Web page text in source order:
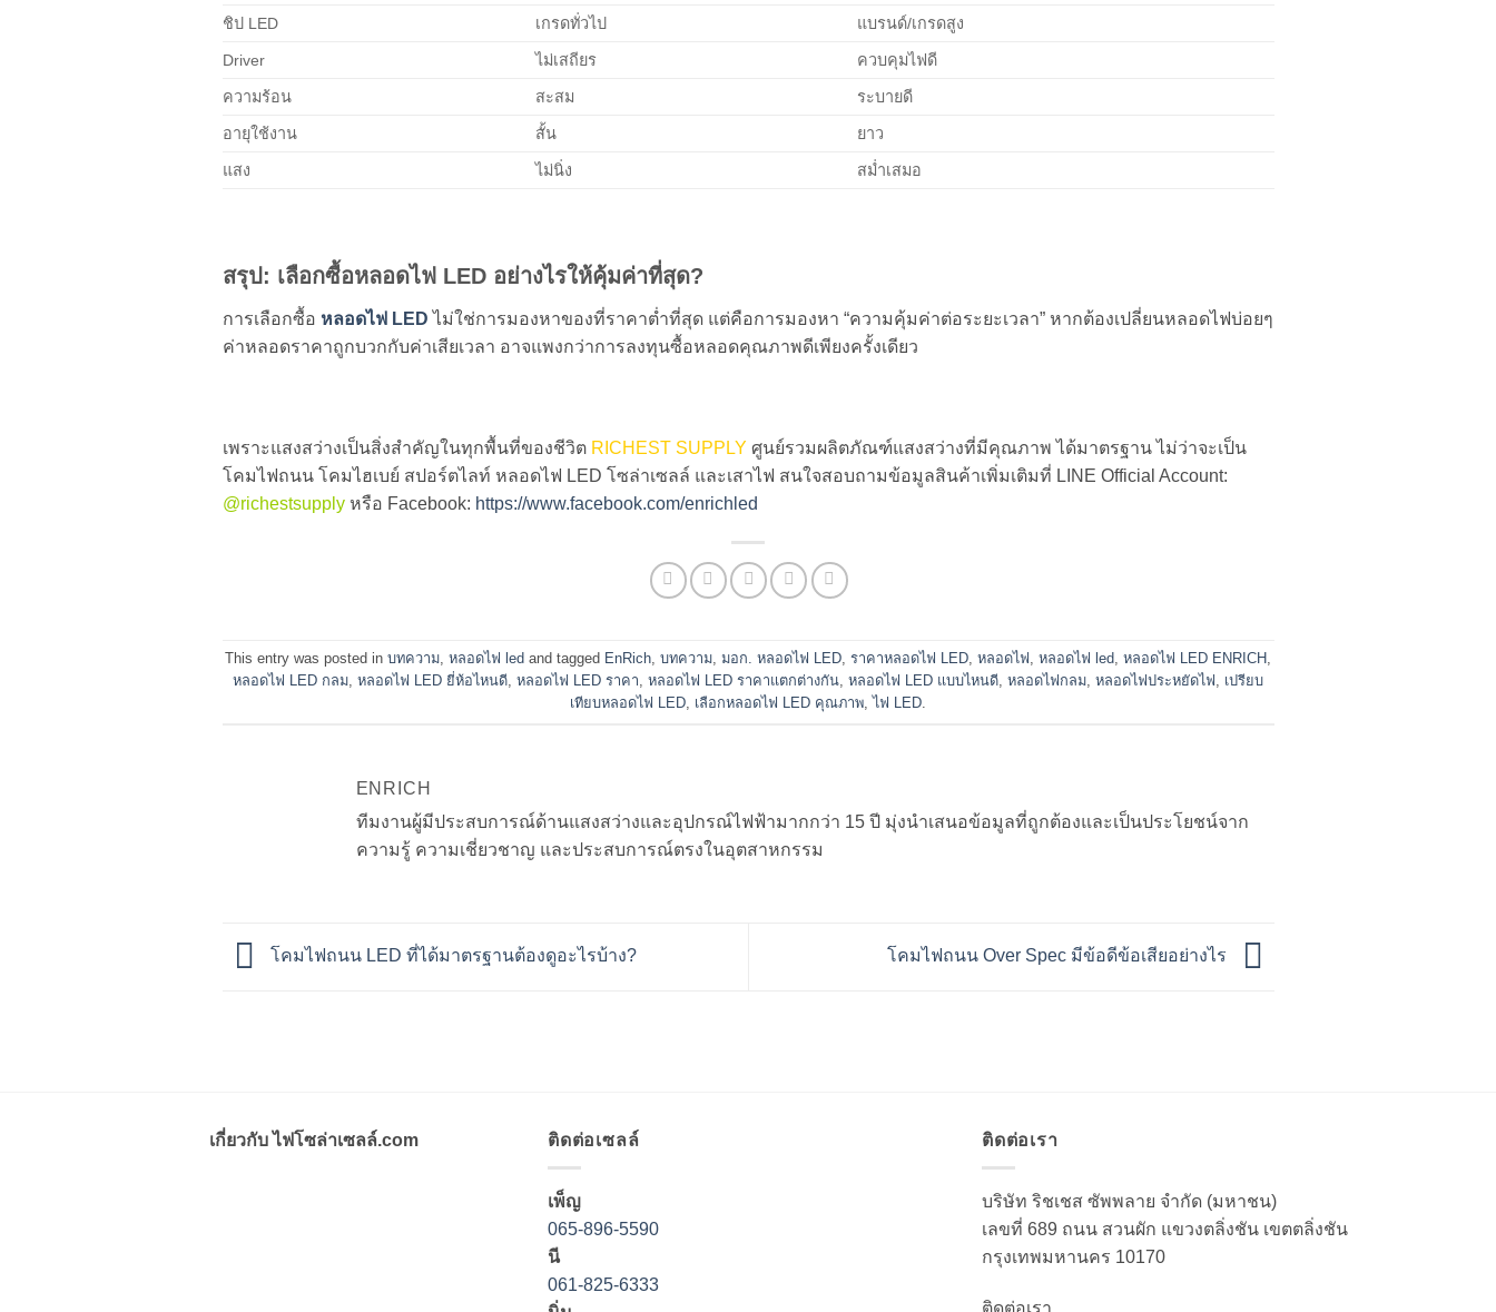
ชิป LED เกรดทั่วไป แบรนด์/เกรดสูง
Driver ไม่เสถียร ควบคุมไฟดี
ความร้อน สะสม ระบายดี
อายุใช้งาน สั้น ยาว
แสง ไม่นิ่ง สม่ำเสมอ
สรุป: เลือกซื้อหลอดไฟ LED อย่างไรให้คุ้มค่าที่สุด?
การเลือกซื้อ หลอดไฟ LED ไม่ใช่การมองหาของที่ราคาต่ำที่สุด แต่คือการมองหา “ความคุ้มค่าต่อระยะเวลา” หากต้องเปลี่ยนหลอดไฟบ่อยๆ
ค่าหลอดราคาถูกบวกกับค่าเสียเวลา อาจแพงกว่าการลงทุนซื้อหลอดคุณภาพดีเพียงครั้งเดียว
เพราะแสงสว่างเป็นสิ่งสำคัญในทุกพื้นที่ของชีวิต RICHEST SUPPLY ศูนย์รวมผลิตภัณฑ์แสงสว่างที่มีคุณภาพ ได้มาตรฐาน ไม่ว่าจะเป็น
โคมไฟถนน โคมไฮเบย์ สปอร์ตไลท์ หลอดไฟ LED โซล่าเซลล์ และเสาไฟ สนใจสอบถามข้อมูลสินค้าเพิ่มเติมที่ LINE Official Account:
@richestsupplyหรือ Facebook: https://www.facebook.com/enrichled
This entry was posted in บทความ, หลอดไฟ led and tagged EnRich, บทความ, มอก. หลอดไฟ LED, ราคาหลอดไฟ LED, หลอดไฟ , หลอดไฟ led, หลอดไฟ LED ENRICH ,
หลอดไฟ LED กลม, หลอดไฟ LED ยี่ห้อไหนดี, หลอดไฟ LED ราคา, หลอดไฟ LED ราคาแตกต่างกัน, หลอดไฟ LED แบบไหนดี, หลอดไฟกลม, หลอดไฟประหยัดไฟ , เปรียบ
เทียบหลอดไฟ LED, เลือกหลอดไฟ LED คุณภาพ,ไฟ LED.
ENRICH
ทีมงานผู้มีประสบการณ์ด้านแสงสว่างและอุปกรณ์ไฟฟ้ามากกว่า 15 ปี มุ่งนำเสนอข้อมูลที่ถูกต้องและเป็นประโยชน์จาก
ความรู้ ความเชี่ยวชาญ และประสบการณ์ตรงในอุตสาหกรรม
โคมไฟถนน LED ที่ได้มาตรฐานต้องดูอะไรบ้าง? โคมไฟถนน Over Spec มีข้อดีข้อเสียอย่างไร
เกี่ยวกับ ไฟโซล่าเซลล์.com ติดต่อเซลล์
เพ็ญ
065-896-5590
นี
061-825-6333
ติดต่อเรา
บริษัท ริชเชส ซัพพลาย จำกัด (มหาชน)
เลขที่ 689 ถนน สวนผัก แขวงตลิ่งชัน เขตตลิ่งชัน
กรุงเทพมหานคร 10170
ติดต่อเรา